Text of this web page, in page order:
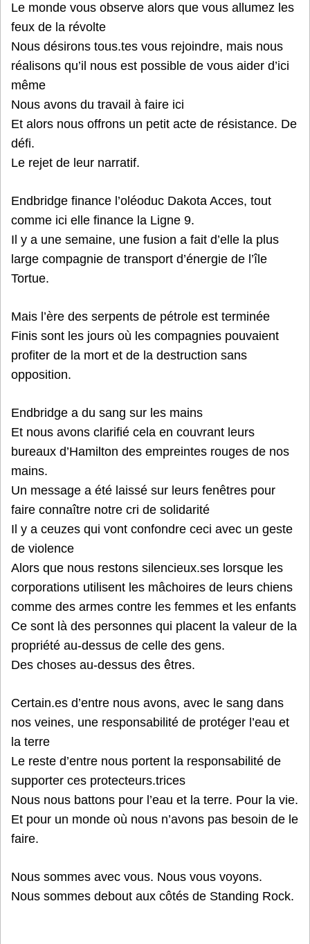
Le monde vous observe alors que vous allumez les
feux de la révolte
Nous désirons tous.tes vous rejoindre, mais nous
réalisons qu’il nous est possible de vous aider d’ici
même
Nous avons du travail à faire ici
Et alors nous offrons un petit acte de résistance. De
défi.
Le rejet de leur narratif.
Endbridge finance l’oléoduc Dakota Acces, tout
comme ici elle finance la Ligne 9.
Il y a une semaine, une fusion a fait d’elle la plus
large compagnie de transport d’énergie de l’île
Tortue.
Mais l’ère des serpents de pétrole est terminée
Finis sont les jours où les compagnies pouvaient
profiter de la mort et de la destruction sans
opposition.
Endbridge a du sang sur les mains
Et nous avons clarifié cela en couvrant leurs
bureaux d’Hamilton des empreintes rouges de nos
mains.
Un message a été laissé sur leurs fenêtres pour
faire connaître notre cri de solidarité
Il y a ceuzes qui vont confondre ceci avec un geste
de violence
Alors que nous restons silencieux.ses lorsque les
corporations utilisent les mâchoires de leurs chiens
comme des armes contre les femmes et les enfants
Ce sont là des personnes qui placent la valeur de la
propriété au-dessus de celle des gens.
Des choses au-dessus des êtres.
Certain.es d’entre nous avons, avec le sang dans
nos veines, une responsabilité de protéger l’eau et
la terre
Le reste d’entre nous portent la responsabilité de
supporter ces protecteurs.trices
Nous nous battons pour l’eau et la terre. Pour la vie.
Et pour un monde où nous n’avons pas besoin de le
faire.
Nous sommes avec vous. Nous vous voyons.
Nous sommes debout aux côtés de Standing Rock.